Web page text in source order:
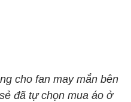
cho fan may mắn bên
đã tự chọn mua áo ở